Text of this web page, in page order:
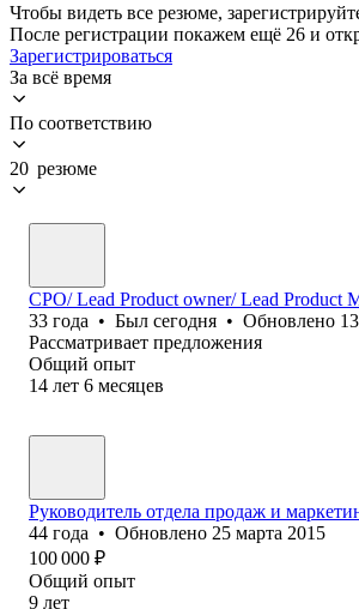
Чтобы видеть все резюме,
После регистрации покажем ещё 26 и
Зарегистрироваться
За всё время
По соответствию
20 резюме
CPO/ Lead Product owner/ Lead Product
33 года • Был сегодня • Обновлено
Рассматривает предложения
Общий опыт
14 лет 6 месяцев
Руководитель отдела продаж и
44 года • Обновлено 25 марта 2015
100 000 ₽
Общий опыт
9 лет